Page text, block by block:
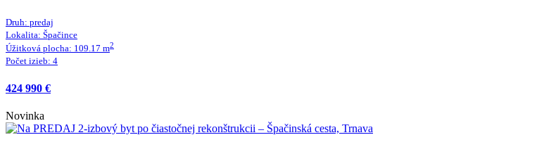
Druh: predaj
Lokalita: Špačince
Úžitková plocha: 109.17 m2
Počet izieb: 4
424 990 €
Novinka